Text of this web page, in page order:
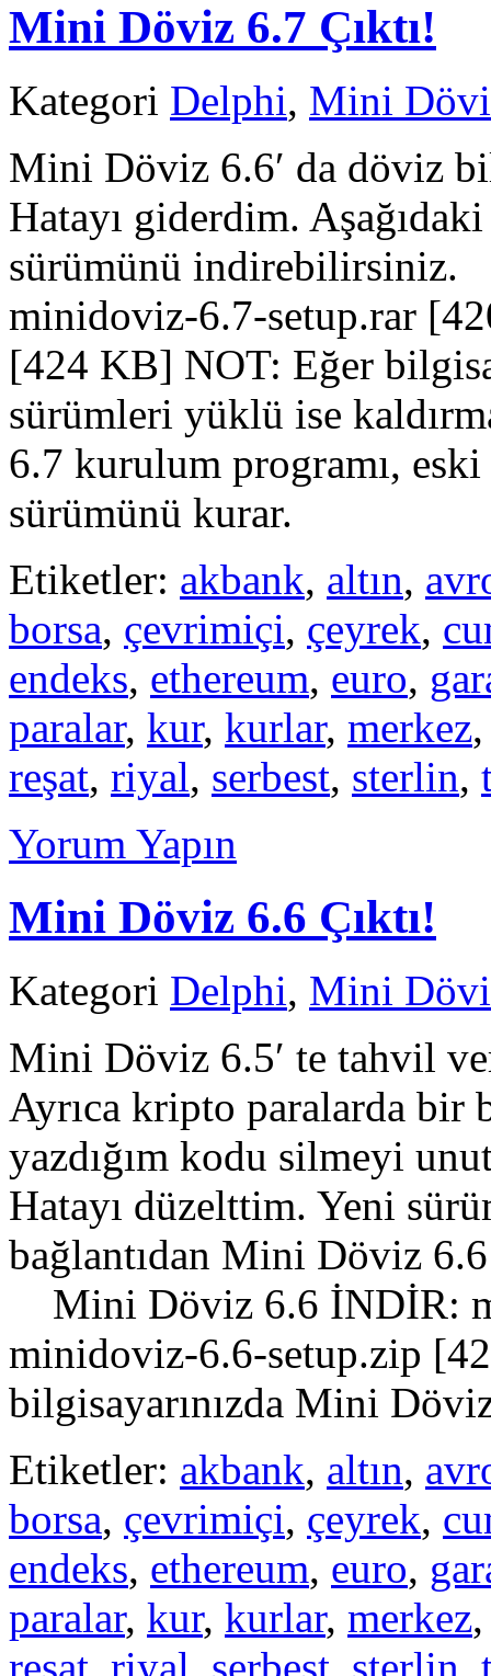
Mini Döviz 6.7 Çıktı!
Kategori Delphi, Mini
Mini Döviz 6.6′ da döviz
Hatayı giderdim.
sürümünü
minidoviz-6.7-setup.rar
[424 KB] NOT: Eğer
sürümleri yüklü ise
6.7 kurulum programı,
sürümünü kurar.
Etiketler: akbank, altın,
borsa, çevrimiçi, çeyrek,
endeks, ethereum, euro,
paralar, kur, kurlar, merkez
reşat, riyal, serbest, sterlin,
Yorum Yapın
Mini Döviz 6.6 Çıktı!
Kategori Delphi, Mini
Mini Döviz 6.5′ te tahvil
Ayrıca kripto paralarda bir
yazdığım kodu silmeyi
Hatayı düzelttim. Yeni
bağlantıdan Mini Döviz
Mini Döviz 6.6 İNDİR:
minidoviz-6.6-setup.zip
bilgisayarınızda Mini
Etiketler: akbank, altın,
borsa, çevrimiçi, çeyrek,
endeks, ethereum, euro,
paralar, kur, kurlar, merkez
reşat riyal serbest sterlin